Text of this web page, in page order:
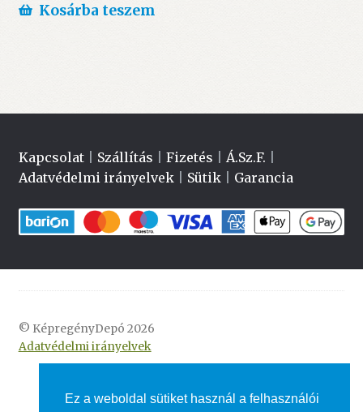
Kosárba teszem
Kapcsolat| Szállítás Fizetés Á.Sz.F.
Adatvédelmi irányelvek| Sütik| Garancia
© KépregényDepó 2026
Adatvédelmi irányelvek
Ez a weboldal sütiket használ a felhasználói